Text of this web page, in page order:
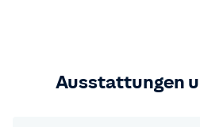
Ausstattungen